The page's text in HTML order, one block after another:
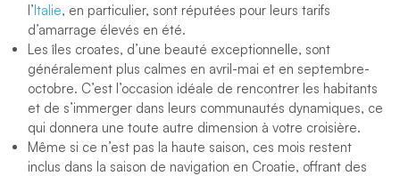
l’Italie, en particulier, sont réputées pour leurs tarifs
d’amarrage élevés en été.
Les îles croates, d’une beauté exceptionnelle, sont
généralement plus calmes en avril-mai et en septembre-
octobre. C’est l’occasion idéale de rencontrer les habitants
et de s’immerger dans leurs communautés dynamiques, ce
qui donnera une toute autre dimension à votre croisière.
Même si ce n’est pas la haute saison, ces mois restent
inclus dans la saison de navigation en Croatie, offrant des